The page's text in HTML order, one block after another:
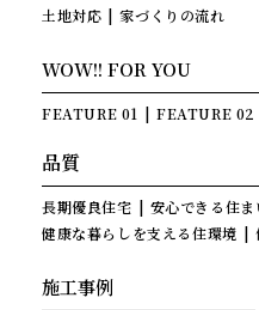
土地対応
家づくりの流れ
WOW!! FOR YOU
FEATURE 01 FEATURE 02
品質
長期優良住宅
安心できる住
健康な暮らしを支える住環境
施工事例